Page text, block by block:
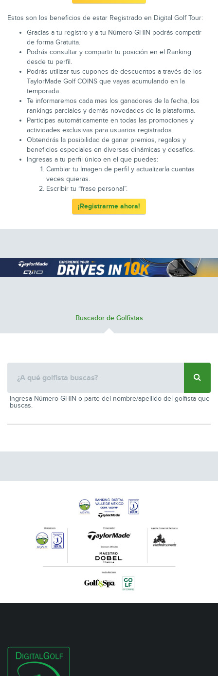
Estos son los beneficios de estar Registrado en Digital Golf Tour:
Gracias a tu registro y a tu Número GHIN podrás competir
de forma Gratuita.
Podrás consultar y compartir tu posición en el Ranking
desde tu perfil.
Podrás utilizar tus cupones de descuentos a través de los
TaylorMade Golf COINS que vayas acumulando en la
temporada.
Te informaremos cada mes los ganadores de la fecha, los
rankings parciales y demás novedades de la plataforma.
Participas automáticamente en todas las promociones y
actividades exclusivas para usuarios registrados.
Obtendrás la posibilidad de ganar premios, regalos y
beneficios especiales en diversas dinámicas y desafíos.
Ingresas a tu perfil único en el que puedes:
Cambiar tu Imagen de perfil y actualizarla cuantas
veces quieras.
Escribir tu “frase personal”.
¡Registrarme ahora!
Buscador de Golfistas
Ingresa Número GHIN o parte del nombre/apellido del golfista que
buscas.